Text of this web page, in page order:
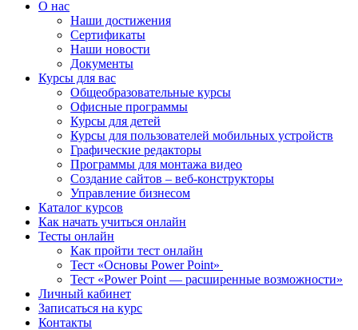
О нас
Наши достижения
Сертификаты
Наши новости
Документы
Курсы для вас
Общеобразовательные курсы
Офисные программы
Курсы для детей
Курсы для пользователей мобильных устройств
Графические редакторы
Программы для монтажа видео
Создание сайтов – веб-конструкторы
Управление бизнесом
Каталог курсов
Как начать учиться онлайн
Тесты онлайн
Как пройти тест онлайн
Тест «Основы Power Point»
Тест «Power Point — расширенные возможности»
Личный кабинет
Записаться на курс
Контакты